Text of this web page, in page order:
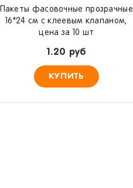
Пакеты фасовочные прозрачные
16*24 см с клеевым клапаном,
цена за 10 шт
1.20 руб
КУПИТЬ